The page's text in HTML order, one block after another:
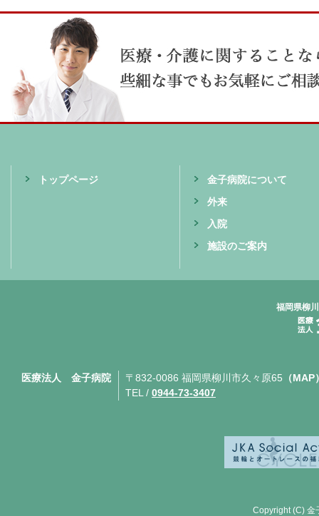
トップページ
金子病院について
外来
入院
施設のご案内
福岡県柳
医療法人 金子病院 〒832-0086 福岡県柳川市久々原65 （MAP
TEL / 0944-73-3407
Copyright (C) 金